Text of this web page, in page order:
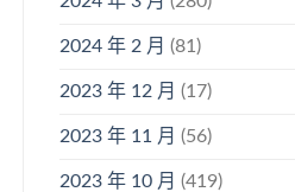
2024 年 2 月 (81)
2023 年 12 月 (17)
2023 年 11 月 (56)
2023 年 10 月 (419)